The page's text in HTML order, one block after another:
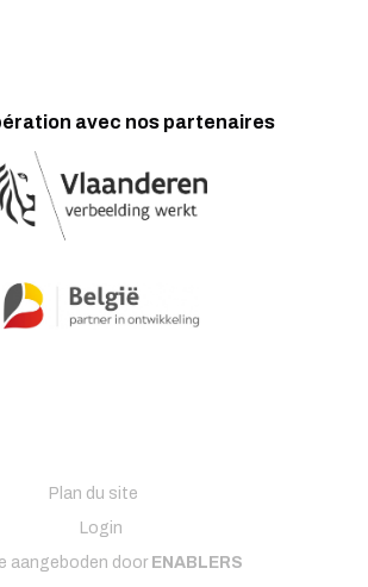
avec nos partenaires
Plan du site
Login
aangeboden door ENABLERS